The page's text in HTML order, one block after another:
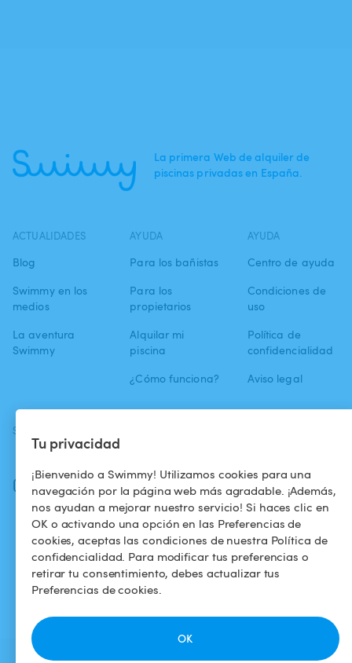
Tu privacidad
¡Bienvenido a Swimmy! Utilizamos cookies para una
navegación por la página web más agradable. ¡Además,
nos ayudan a mejorar nuestro servicio! Si haces clic en
OK o activando una opción en las Preferencias de
cookies, aceptas las condiciones de nuestra Política de
confidencialidad. Para modificar tus preferencias o
retirar tu consentimiento, debes actualizar tus
Preferencias de cookies.
OK
La primera Web de alquiler de
piscinas privadas en España.
ACTUALIDADES
Blog
Swimmy en los
medios
La aventura
Swimmy
AYUDA
Para los bañistas
Para los
propietarios
Alquilar mi
piscina
¿Cómo funciona?
AYUDA
Centro de ayuda
Condiciones de
uso
Política de
confidencialidad
Aviso legal
SÍGUENOS
Facebook
Instagram